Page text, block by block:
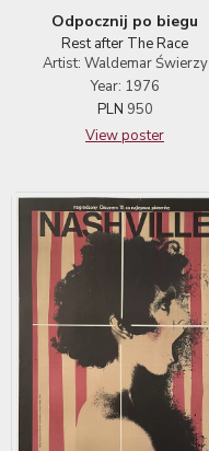
Odpocznij po biegu
Rest after The Race
Artist: Waldemar Świerzy
Year: 1976
PLN 950
View poster